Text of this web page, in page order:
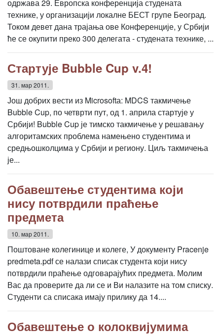
одржава 29. Европска конференција студената
технике, у организацији локалне БЕСТ групе Београд.
Током девет дана трајања ове Конференције, у Србији
ће се окупити преко 300 делегата - студената технике, ...
Стартује Bubble Cup v.4!
31. мар 2011.
Још добрих вести из Microsoftа: MDCS такмичење
Bubble Cup, по четврти пут, од 1. априла стартује у
Србији! Bubble Cup је тимско такмичење у решавању
алгоритамских проблема намењено студентима и
средњошколцима у Србији и региону. Циљ такмичења
је...
Обавештење студентима који
нису потврдили праћење
предмета
10. мар 2011.
Поштоване колегинице и колеге, У документу Pracenje
predmeta.pdf се налази списак студента који нису
потврдили праћење одговарајућих предмета. Молим
Вас да проверите да ли се и Ви налазите на том списку.
Студенти са списака имају прилику да 14....
Обавештење о колоквијумима